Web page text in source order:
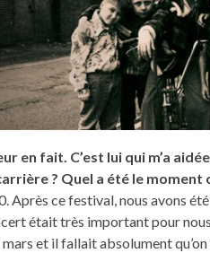
en fait. C’est lui qui m’a
? Quel a été le moment
Après ce festival, nous avons
était très important pour
et il fallait absolument qu’on